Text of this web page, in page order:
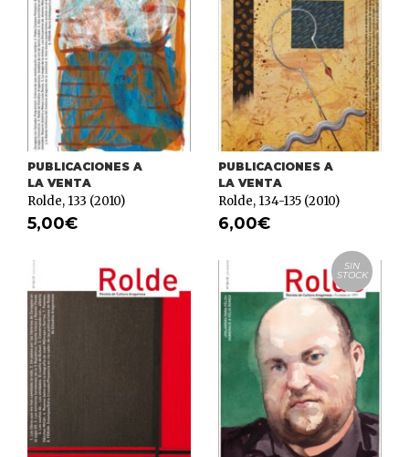
PUBLICACIONES A
LA VENTA
Rolde, 133 (2010)
5,00€
PUBLICACIONES A
LA VENTA
Rolde, 134-135 (2010)
6,00€
SIN
STOCK